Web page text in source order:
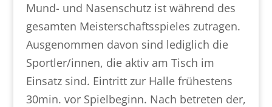
Mund- und Nasenschutz ist während des
gesamten Meisterschaftsspieles zutragen.
Ausgenommen davon sind lediglich die
Sportler/innen, die aktiv am Tisch im
Einsatz sind. Eintritt zur Halle frühestens
30min. vor Spielbeginn. Nach betreten der,